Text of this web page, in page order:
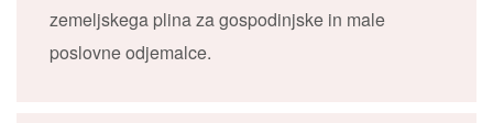
zemeljskega plina za gospodinjske in male
poslovne odjemalce.